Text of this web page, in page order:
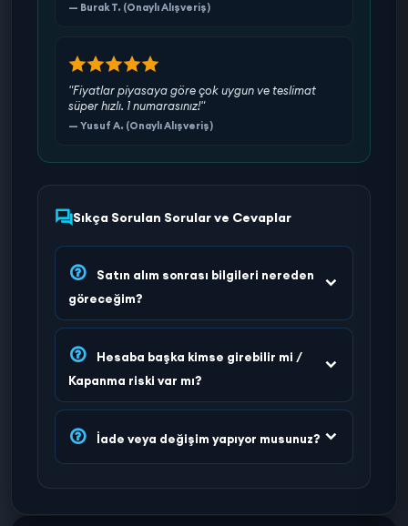
— Burak T. (Onaylı Alışveriş)
"Fiyatlar piyasaya göre çok uygun ve teslimat
süper hızlı. 1 numarasınız!"
— Yusuf A. (Onaylı Alışveriş)
Sıkça Sorulan Sorular ve Cevaplar
Satın alım sonrası bilgileri nereden
göreceğim?
Hesaba başka kimse girebilir mi /
Kapanma riski var mı?
İade veya değişim yapıyor musunuz?